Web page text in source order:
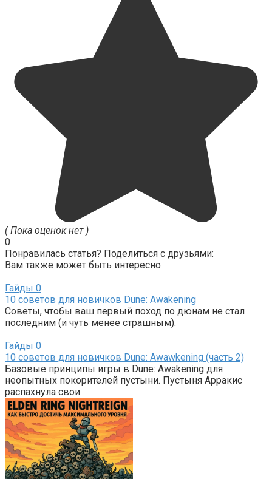
( Пока оценок нет )
0
Понравилась статья? Поделиться с друзьями:
Вам также может быть интересно
Гайды 0
10 советов для новичков Dune: Awakening
Советы, чтобы ваш первый поход по дюнам не стал
последним (и чуть менее страшным).
Гайды 0
10 советов для новичков Dune: Awawkening (часть 2)
Базовые принципы игры в Dune: Awakening для
неопытных покорителей пустыни. Пустыня Арракис
распахнула свои